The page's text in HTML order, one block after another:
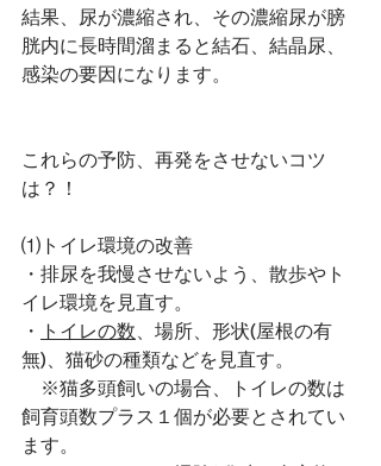
結果、尿が濃縮され、その濃縮尿が膀
胱内に長時間溜まると結石、結晶尿、
感染の要因になります。
これらの予防、再発をさせないコツ
は？！
⑴トイレ環境の改善
・排尿を我慢させないよう、散歩やト
イレ環境を見直す。
・ トイレの数、場所、形状(屋根の有
無)、猫砂の種類などを見直す。
※猫多頭飼いの場合、トイレの数は
飼育頭数プラス１個が必要とされてい
ます。